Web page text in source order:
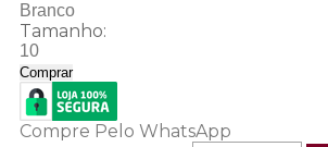
Branco
Tamanho:
10
Comprar
Compre Pelo WhatsApp